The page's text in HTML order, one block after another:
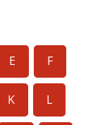
E F
K L